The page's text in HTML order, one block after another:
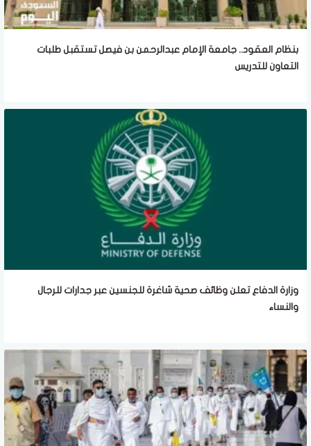
بنظام العقود.. جامعة الإمام عبدالرحمن بن فيصل تستقبل طلبات
التعاون للتدريس
وزارة الدفاع تعلن وظائف صحية شاغرة للجنسين عبر جدارات للرجال
والنساء